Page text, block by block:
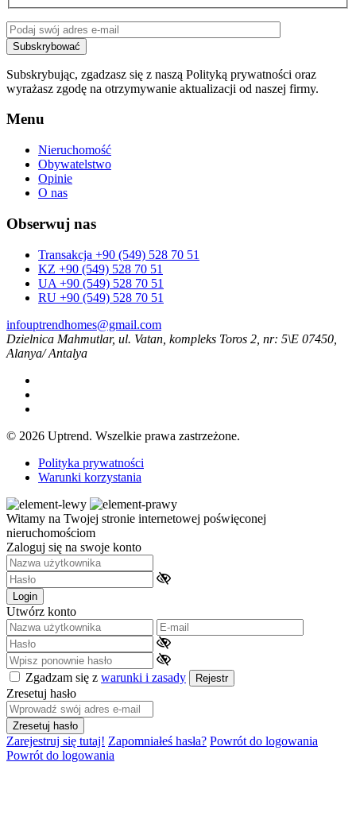
Subskrybując, zgadzasz się z naszą Polityką prywatności oraz
wyrażasz zgodę na otrzymywanie aktualizacji od naszej firmy.
Menu
Nieruchomość
Obywatelstwo
Opinie
O nas
Obserwuj nas
Transakcja +90 (549) 528 70 51
KZ +90 (549) 528 70 51
UA +90 (549) 528 70 51
RU +90 (549) 528 70 51
infouptrendhomes@gmail.com
Dzielnica Mahmutlar, ul. Vatan, kompleks Toros 2, nr: 5\E 07450,
Alanya/ Antalya
© 2026 Uptrend. Wszelkie prawa zastrzeżone.
Polityka prywatności
Warunki korzystania
Witamy na Twojej stronie internetowej poświęconej
nieruchomościom
Zaloguj się na swoje konto
Login
Utwórz konto
Zgadzam się z warunki i zasady Rejestr
Zresetuj hasło
Zresetuj hasło
Zarejestruj się tutaj! Zapomniałeś hasła? Powrót do logowania
Powrót do logowania